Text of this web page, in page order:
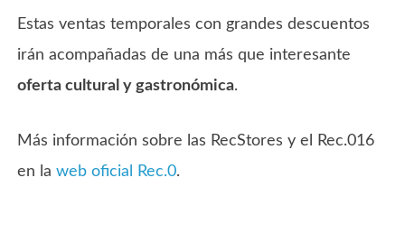
Estas ventas temporales con grandes descuentos
irán acompañadas de una más que interesante
oferta cultural y gastronómica.
Más información sobre las RecStores y el Rec.016
en laweb oficial Rec.0.